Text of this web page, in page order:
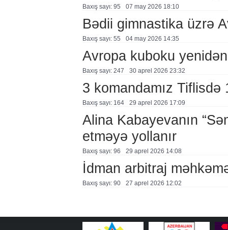
Baxış sayı: 95 07 may 2026 18:10
Bədii gimnastika üzrə
Baxış sayı: 55 04 may 2026 14:35
Avropa kuboku
Baxış sayı: 247 30 aprel 2026 23:32
3 komandamız Tiflisdə
Baxış sayı: 164 29 aprel 2026 17:09
Alina Kabayevanın
etməyə yollanır
Baxış sayı: 96 29 aprel 2026 14:08
İdman arbitraj
Baxış sayı: 90 27 aprel 2026 12:02